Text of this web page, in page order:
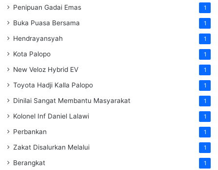
Penipuan Gadai Emas 1
Buka Puasa Bersama 1
Hendrayansyah 1
Kota Palopo 1
New Veloz Hybrid EV 1
Toyota Hadji Kalla Palopo 1
Dinilai Sangat Membantu Masyarakat 1
Kolonel Inf Daniel Lalawi 1
Perbankan 1
Zakat Disalurkan Melalui 1
Berangkat 1